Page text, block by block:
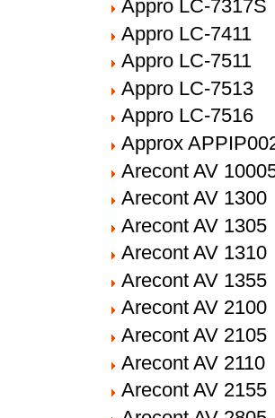
Appro LC-7317S
Appro LC-7411
Appro LC-7511
Appro LC-7513
Appro LC-7516
Approx
Arecont AV
Arecont AV 1300
Arecont AV 1305
Arecont AV 1310
Arecont AV 1355
Arecont AV 2100
Arecont AV 2105
Arecont AV 2110
Arecont AV 2155